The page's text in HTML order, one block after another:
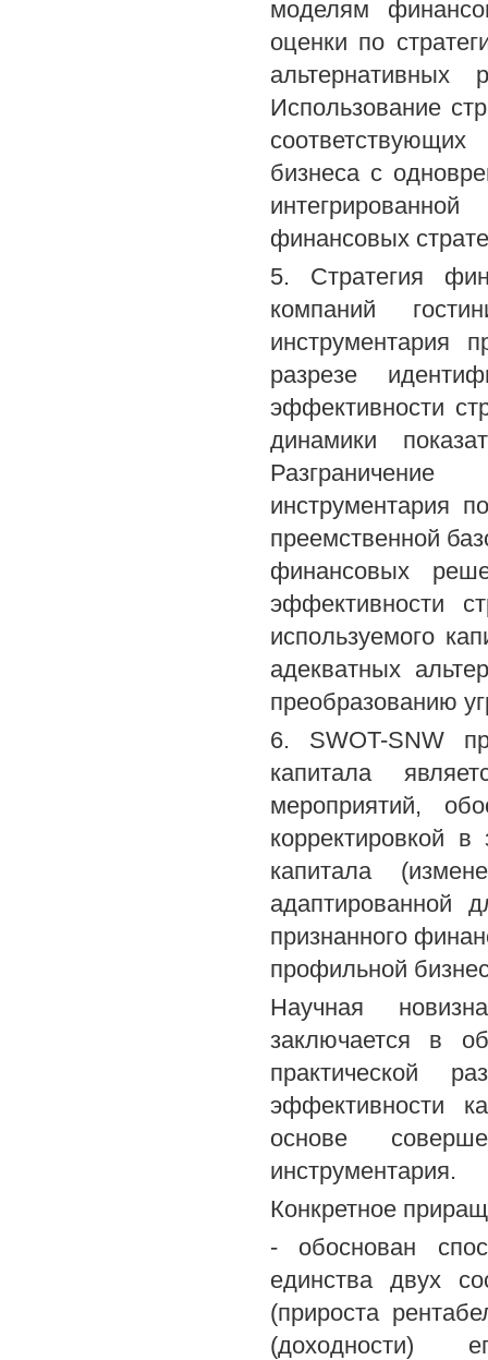
моделям
оценки по
альтернативных
Использование
бизнеса с
финансовых
5. Стратегия
компаний
инструментария
разрезе
эффективности
динамики
инструментария
преемственной
финансовых
эффективности
используемого
адекватных
преобразованию
6. SWOT-SNW
капитала
мероприятий,
корректировкой
капитала
адаптированной
признанного
профильной
Научная
заключается в
практической
эффективности
основе
инструментария.
Конкретное
- обоснован
единства двух
(прироста
(доходности)